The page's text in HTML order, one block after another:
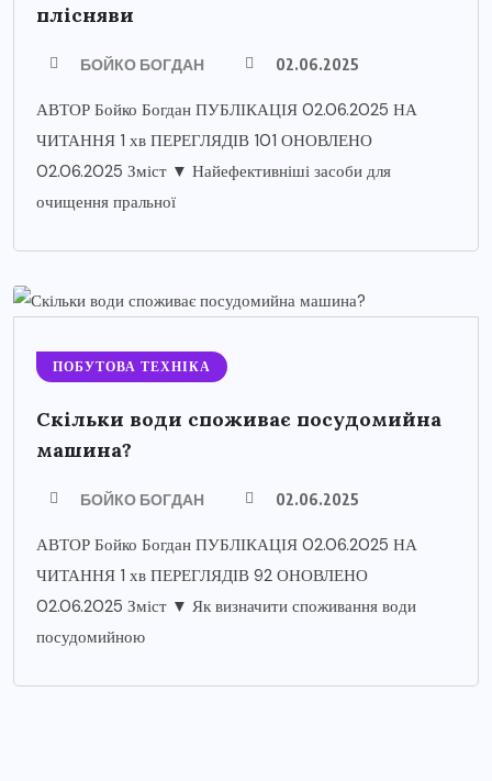
плісняви
БОЙКО БОГДАН 02.06.2025
АВТОР Бойко Богдан ПУБЛІКАЦІЯ 02.06.2025 НА
ЧИТАННЯ 1 хв ПЕРЕГЛЯДІВ 101 ОНОВЛЕНО
02.06.2025 Зміст ▼ Найефективніші засоби для
очищення пральної
ПОБУТОВА ТЕХНІКА
Скільки води споживає посудомийна
машина?
БОЙКО БОГДАН 02.06.2025
АВТОР Бойко Богдан ПУБЛІКАЦІЯ 02.06.2025 НА
ЧИТАННЯ 1 хв ПЕРЕГЛЯДІВ 92 ОНОВЛЕНО
02.06.2025 Зміст ▼ Як визначити споживання води
посудомийною